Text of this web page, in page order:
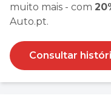
muito mais - com
Auto.pt.
Consultar